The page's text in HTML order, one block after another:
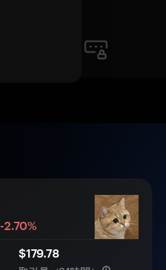
-2.70%
$179.78